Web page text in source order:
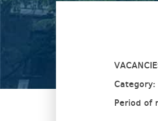
Category:
Period of